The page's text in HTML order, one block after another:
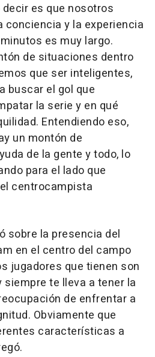
es que nosotros
conciencia y la experiencia
es muy largo.
de situaciones dentro
que ser inteligentes,
buscar el gol que
la serie y en qué
Entendiendo eso,
un montón de
de la gente y todo, lo
para el lado que
centrocampista
sobre la presencia del
en el centro del campo
jugadores que tienen son
te lleva a tener la
de enfrentar a
Obviamente que
características a